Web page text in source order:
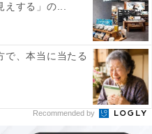
があり、体の芯まで温
んでした。リニューア
のシャワーヘッド
えする」の...
で、本当に当たる
Recommended by